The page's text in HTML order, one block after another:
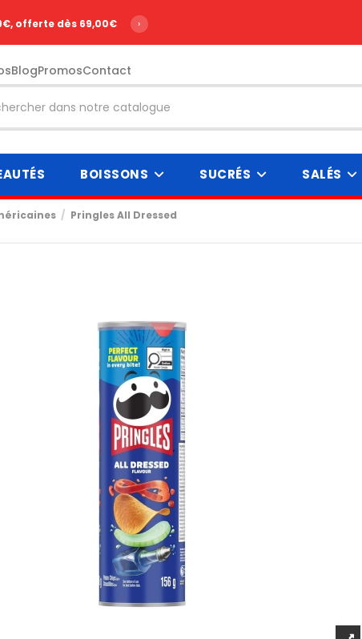
offerte dès 69,00€ ›
BlogPromosContact
BOISSONS SUCRÉS SALÉS
Pringles All Dressed